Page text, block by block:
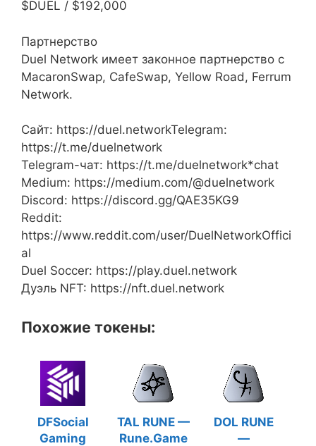
$DUEL / $192,000
Партнерство
Duel Network имеет законное партнерство с
MacaronSwap, CafeSwap, Yellow Road, Ferrum
Network.
Сайт: https://duel.networkTelegram:
https://t.me/duelnetwork
Telegram-чат: https://t.me/duelnetwork*chat
Medium: https://medium.com/@duelnetwork
Discord: https://discord.gg/QAE35KG9
Reddit:
https://www.reddit.com/user/DuelNetworkOffici
al
Duel Soccer: https://play.duel.network
Дуэль NFT: https://nft.duel.network
Похожие токены:
DFSocial
Gaming
TAL RUNE —
Rune.Game
DOL RUNE
—